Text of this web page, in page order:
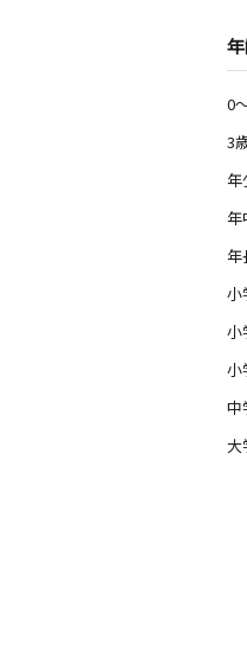
0
3
年
年
年
小
小
小
中
大